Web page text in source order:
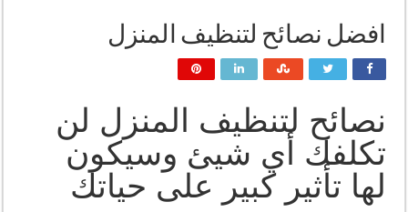
افضل نصائح لتنظيف المنزل
نصائح لتنظيف المنزل لن
تكلفك أي شيئ وسيكون
لها تأثير كبير على حياتك